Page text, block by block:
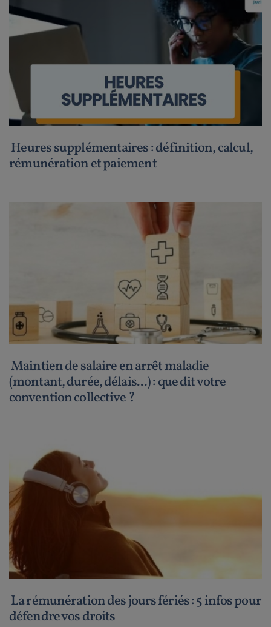
Heures supplémentaires : définition, calcul,
rémunération et paiement
Maintien de salaire en arrêt maladie
(montant, durée, délais...) : que dit votre
convention collective ?
La rémunération des jours fériés : 5 infos pour
défendre vos droits